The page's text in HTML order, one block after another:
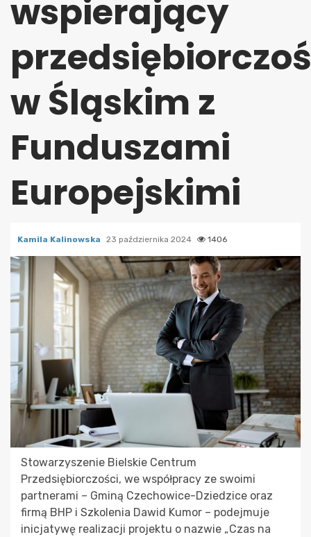
wspierający
w Śląskim z
Funduszami
Europejskimi
Kamila Kalinowska 23 października 2024 1406
Stowarzyszenie Bielskie Centrum
Przedsiębiorczości, we współpracy ze swoimi
partnerami – Gminą Czechowice-Dziedzice oraz
firmą BHP i Szkolenia Dawid Kumor – podejmuje
inicjatywę realizacji projektu o nazwie „Czas na